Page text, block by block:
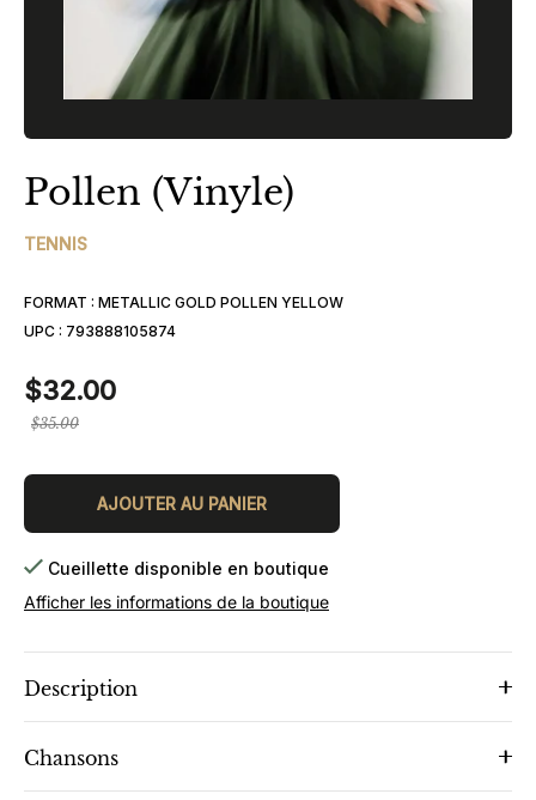
Pollen (Vinyle)
TENNIS
FORMAT : METALLIC GOLD POLLEN YELLOW
UPC : 793888105874
$32.00
Prix
$35.00
AJOUTER AU PANIER
Cueillette disponible en boutique
Afficher les informations de la boutique
Description
Chansons